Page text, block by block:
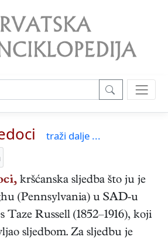
traži dalje ...
kršćanska sljedba što ju je
(Pennsylvania) u SAD-u
Russell (1852–1916), koji
sljedbom. Za sljedbu je